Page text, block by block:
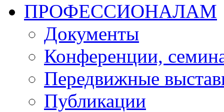
ПРОФЕССИОНАЛАМ
Документы
Конференции,
Передвижные
Публикации